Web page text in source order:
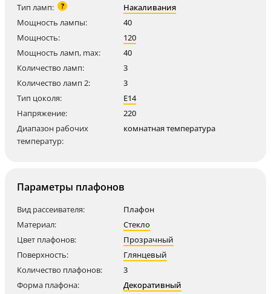
Тип ламп: ?
Накаливания
Мощность лампы:
40
Мощность:
120
Мощность ламп, max:
40
Количество ламп:
3
Количество ламп 2:
3
Тип цоколя:
E14
Напряжение:
220
Диапазон рабочих
температур:
комнатная температура
Параметры плафонов
Вид рассеивателя:
Плафон
Материал:
Стекло
Цвет плафонов:
Прозрачный
Поверхность:
Глянцевый
Количество плафонов:
3
Форма плафона:
Декоративный